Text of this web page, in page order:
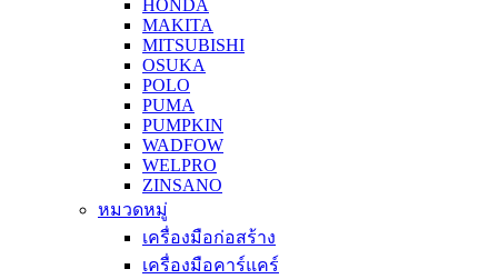
HONDA
MAKITA
MITSUBISHI
OSUKA
POLO
PUMA
PUMPKIN
WADFOW
WELPRO
ZINSANO
หมวดหมู่
เครื่องมือก่อสร้าง
เครื่องมือคาร์แคร์